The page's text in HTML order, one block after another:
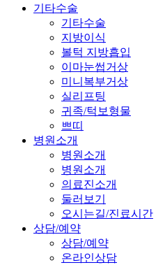
기타수술
기타수술
지방이식
볼턱 지방흡입
이마눈썹거상
미니복부거상
실리프팅
귀족/턱보형물
쁘띠
병원소개
병원소개
병원소개
의료진소개
둘러보기
오시는길/진료시간
상담/예약
상담/예약
온라인상담